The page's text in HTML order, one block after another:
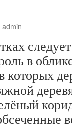
admin
следует
в
которых